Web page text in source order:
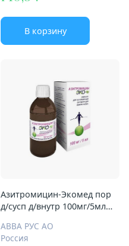
В корзину
Азитромицин-Экомед пор
д/сусп д/внутр 100мг/5мл
АВВА РУС АО
Россия